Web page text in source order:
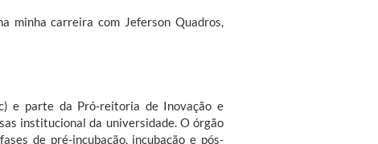
minha carreira com Jeferson Quadros,
e parte da Pró-reitoria de Inovação e
institucional da universidade. O órgão
de pré-incubação, incubação e pós-